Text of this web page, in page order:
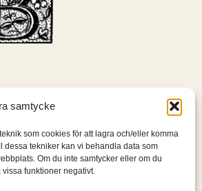
samtycke
som cookies för att lagra och/eller komma
dessa tekniker kan vi behandla data som
Om du inte samtycker eller om du
funktioner negativt.